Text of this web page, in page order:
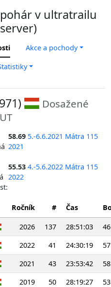
v ultratrailu
Akce a pochody
Dosažené
58.69 5.-6.6.2021 Mátra 115
2021
55.53 4.-5.6.2022 Mátra 115
2022
Ročník # Čas
2026 137 28:51:03
2022 41 24:30:19
2021 43 23:53:42
2019 50 28:19:27